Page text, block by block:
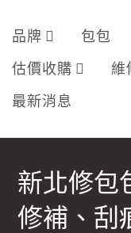
品牌 包包
估價收購
維
最新消息
新北修包
修補、刮